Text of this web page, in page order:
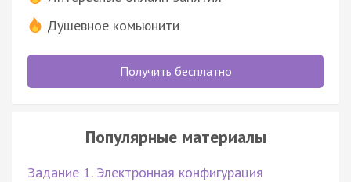
Душевное комьюнити
Получить бесплатно
Популярные материалы
Задание 1. Электронная конфигурация